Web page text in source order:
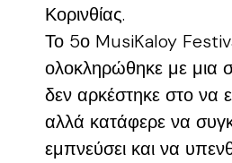
Κορινθίας.
Το 5ο MusiKaloy
ολοκληρώθηκε με μια
δεν αρκέστηκε στο να
αλλά κατάφερε να
εμπνεύσει και να